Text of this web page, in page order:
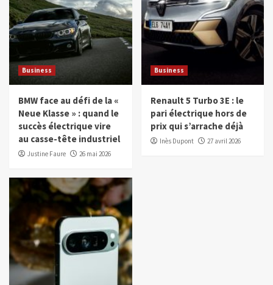
Business
BMW face au défi de la «
Neue Klasse » : quand le
succès électrique vire
au casse-tête industriel
Justine Faure 26 mai 2026
Business
Renault 5 Turbo 3E : le
pari électrique hors de
prix qui s’arrache déjà
Inès Dupont 27 avril 2026